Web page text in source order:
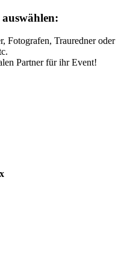
Fotografen, Trauredner oder
Partner für ihr Event!